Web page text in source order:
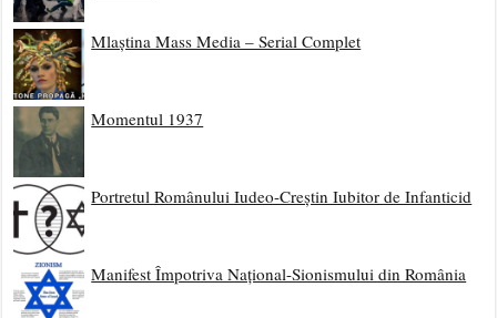
Mlaștina Mass Media – Serial Complet
Momentul 1937
Portretul Românului Iudeo-Creștin Iubitor de Infanticid
Manifest Împotriva Național-Sionismului din România